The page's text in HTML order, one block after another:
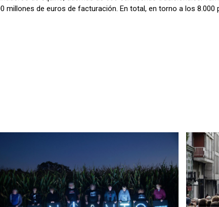
millones de euros de facturación. En total, en torno a los